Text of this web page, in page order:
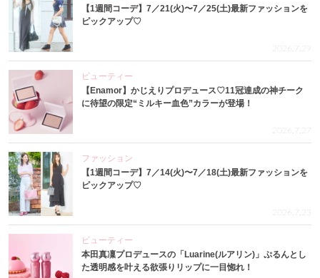
【1週間コーデ】7／21(火)〜7／25(土)最新ファッションを
ピックアップ♡
2026.7.29
ビューティー
【Enamor】かじえりプロデュース♡11冠達成の神チーク
に待望の限定“ミルキー血色”カラーが登場！
2026.7.27
ファッション
【1週間コーデ】7／14(火)〜7／18(土)最新ファッションを
ピックアップ♡
2026.7.23
ビューティー
本田真凜プロデュースの「Luarine(ルアリン)」ぷるんとし
た透明感を叶える欲張りリップに一目惚れ！